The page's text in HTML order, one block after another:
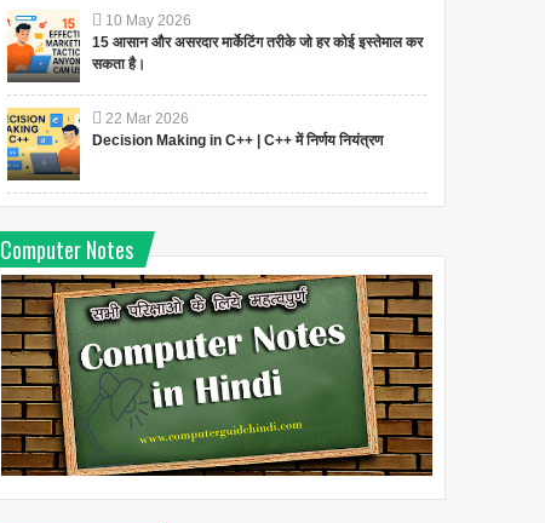
10 May 2026
15 आसान और असरदार मार्केटिंग तरीके जो हर कोई इस्तेमाल कर
सकता है।
22 Mar 2026
Decision Making in C++ | C++ में निर्णय नियंत्रण
Computer Notes